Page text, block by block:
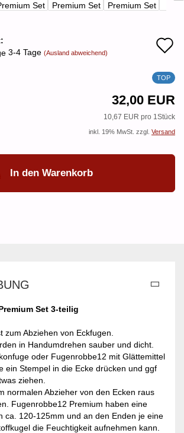
3-4 Tage (Ausland abweichend)
TOP
32,00 EUR
10,67 EUR pro 1Stück
inkl. 19% MwSt. zzgl. Versand
In den Warenkorb
Set 3-teilig
zum Abziehen von Eckfugen.
in Handumdrehen sauber und dicht.
oder Fugenrobbe12 mit Glättemittel
ein Stempel in die Ecke drücken und ggf
ziehen.
normalen Abzieher von den Ecken raus
Fugenrobbe12 Premium haben eine
ca. 120-125mm und an den Enden je eine
die Feuchtigkeit aufnehmen kann.